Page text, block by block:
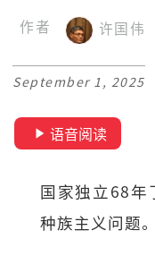
作者 许国伟
September 1, 2025
语音阅读
国家独立68年
种族主义问题。